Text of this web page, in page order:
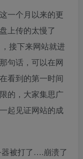
一个月以来的更
上传的太慢了
接下来网站就进
句话，可以在网
看到的第一时间
的，大家集思广
起见证网站的成
被打了….崩溃了